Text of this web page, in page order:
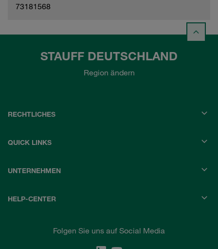
73181568
STAUFF DEUTSCHLAND
Region ändern
RECHTLICHES
QUICK LINKS
UNTERNEHMEN
HELP-CENTER
Folgen Sie uns auf Social Media